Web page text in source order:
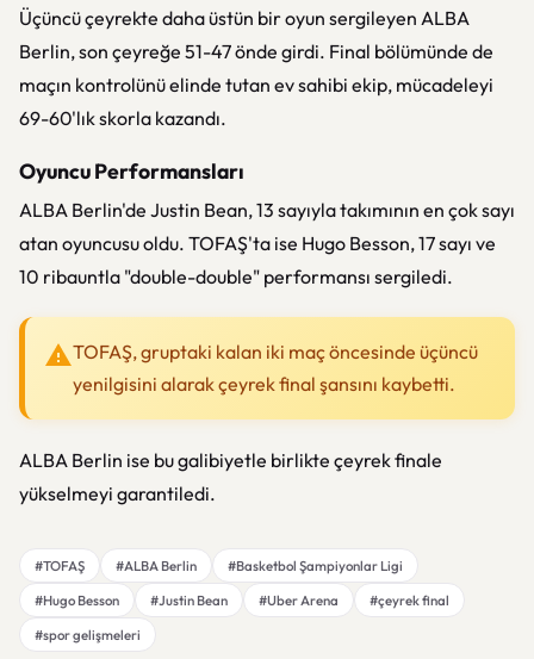
Üçüncü çeyrekte daha üstün bir oyun sergileyen ALBA
Berlin, son çeyreğe 51-47 önde girdi. Final bölümünde de
maçın kontrolünü elinde tutan ev sahibi ekip, mücadeleyi
69-60'lık skorla kazandı.
Oyuncu Performansları
ALBA Berlin'de Justin Bean, 13 sayıyla takımının en çok sayı
atan oyuncusu oldu. TOFAŞ'ta ise Hugo Besson, 17 sayı ve
10 ribauntla "double-double" performansı sergiledi.
TOFAŞ, gruptaki kalan iki maç öncesinde üçüncü
yenilgisini alarak çeyrek final şansını kaybetti.
ALBA Berlin ise bu galibiyetle birlikte çeyrek finale
yükselmeyi garantiledi.
#TOFAŞ #ALBA Berlin
#Basketbol Şampiyonlar Ligi
#Hugo Besson
#Justin Bean #Uber Arena
#çeyrek final
#spor gelişmeleri